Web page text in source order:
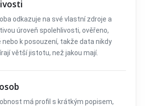
odkazuje na své vlastní zdroje a
úroveň spolehlivosti, ověřeno,
k posouzení, takže data nikdy
větší jistotu, než jakou mají.
má profil s krátkým popisem,